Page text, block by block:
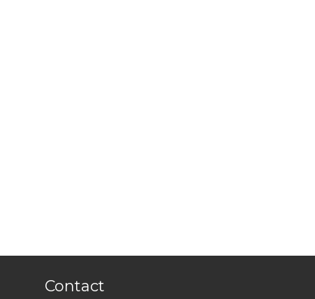
Contact